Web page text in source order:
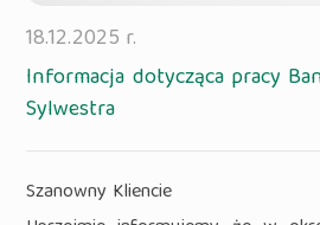
18.12.2025 r.
Informacja dotycząca pracy
Sylwestra
Szanowny Kliencie